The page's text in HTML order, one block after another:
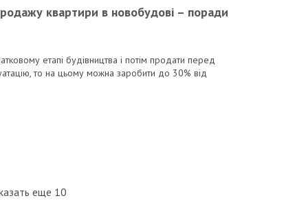
квартири в новобудові – поради
етапі будівництва і потім продати перед
то на цьому можна заробити до 30% від
еще 10